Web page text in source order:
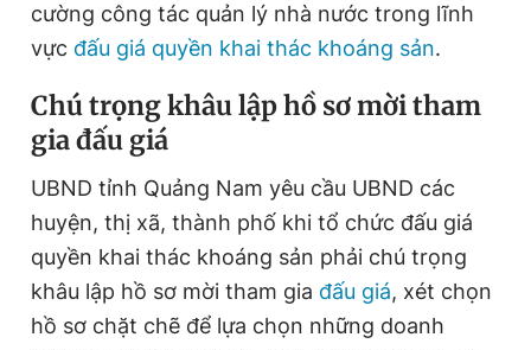
Đọc Thanh Niên trên điện thoại
Theo dõi báo trên
Hotline Liên hệ quảng cáo
cường công tác quản lý nhà nước trong lĩnh
vực đấu giá quyền khai thác khoáng sản.
Chú trọng khâu lập hồ sơ mời tham
gia đấu giá
UBND tỉnh Quảng Nam yêu cầu UBND các
huyện, thị xã, thành phố khi tổ chức đấu giá
quyền khai thác khoáng sản phải chú trọng
khâu lập hồ sơ mời tham gia đấu giá, xét chọn
hồ sơ chặt chẽ để lựa chọn những doanh